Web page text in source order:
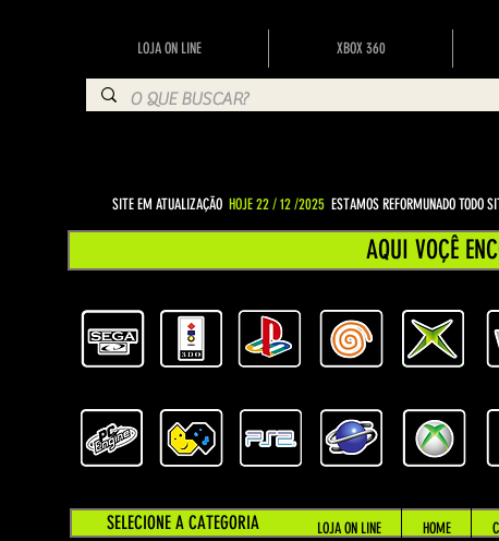
LOJA ON LINE XBOX 360
SELECIONE A CATEGORIA
AQUI VOÇÊ
SITE EM ATUALIZAÇÃO HOJE 22 / 12 /2025 ESTAMOS REFORMUNADO TODO
LOJA ON LINE HOME